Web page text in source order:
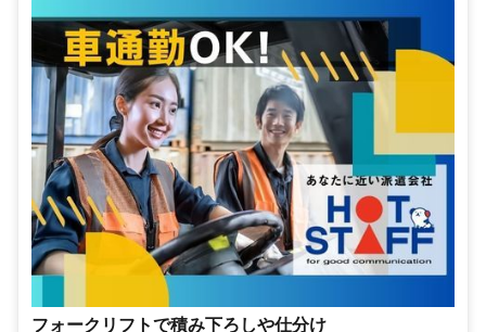
フォークリフトで積み下ろしや仕分け